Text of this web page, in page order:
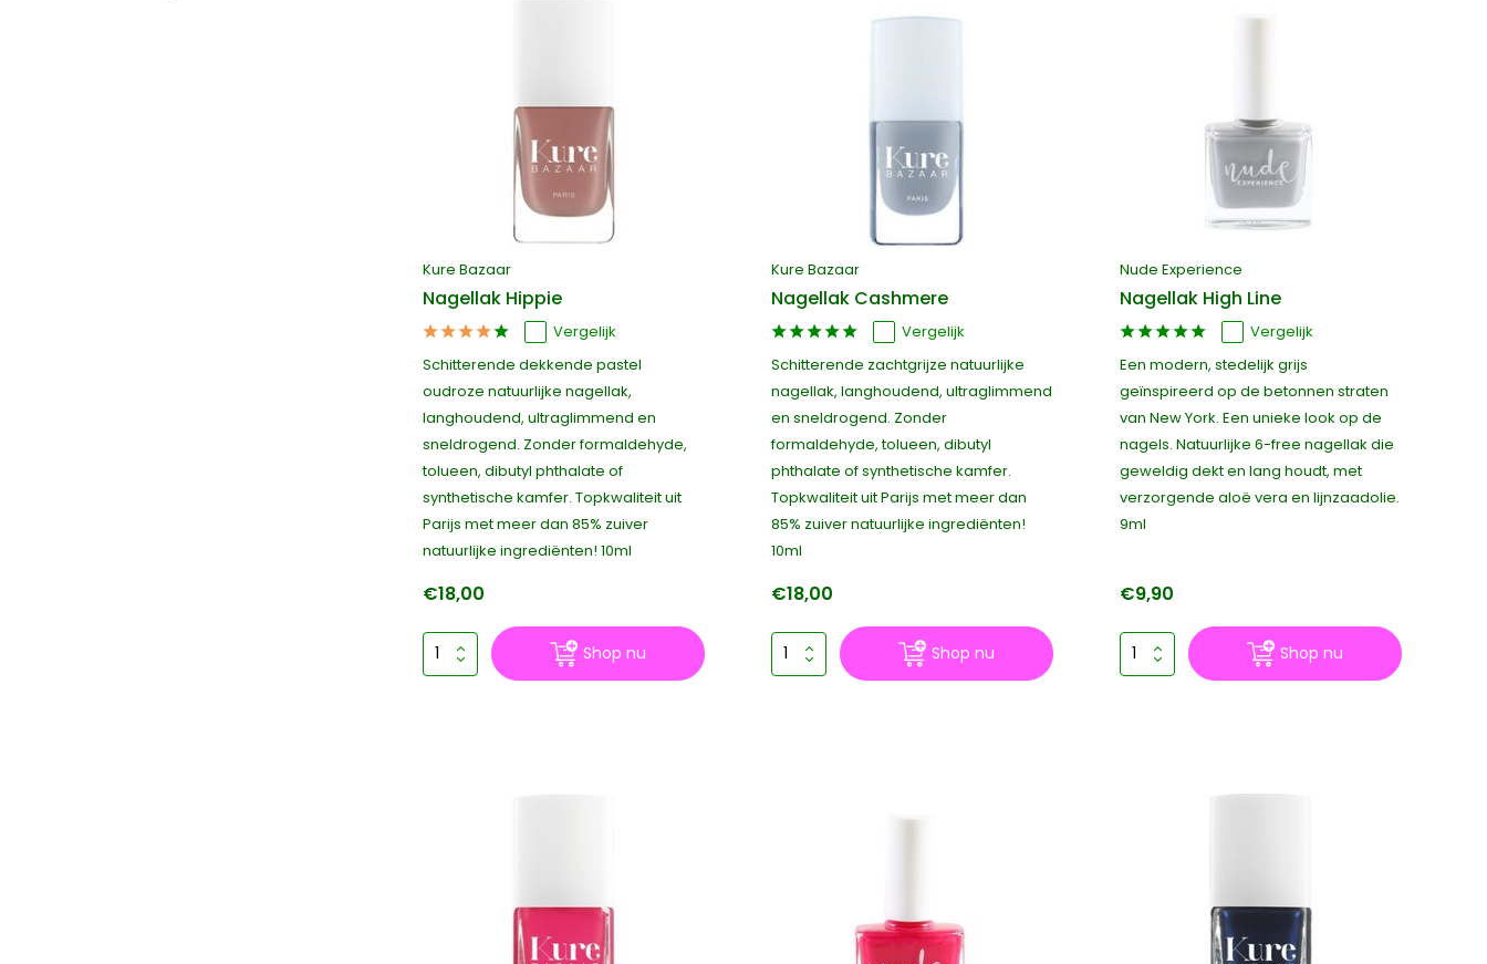
Kure Bazaar
Nagellak Hippie
Vergelijk
Schitterende dekkende pastel
oudroze natuurlijke nagellak,
langhoudend, ultraglimmend en
sneldrogend. Zonder formaldehyde,
tolueen, dibutyl phthalate of
synthetische kamfer. Topkwaliteit uit
Parijs met meer dan 85% zuiver
natuurlijke ingrediënten! 10ml
€18,00
Shop nu
Kure Bazaar
Nagellak Cashmere
Vergelijk
Schitterende zachtgrijze natuurlijke
nagellak, langhoudend, ultraglimmend
en sneldrogend. Zonder
formaldehyde, tolueen, dibutyl
phthalate of synthetische kamfer.
Topkwaliteit uit Parijs met meer dan
85% zuiver natuurlijke ingrediënten!
10ml
€18,00
Shop nu
Nude Experience
Nagellak High Line
Vergelijk
Een modern, stedelijk grijs
geïnspireerd op de betonnen straten
van New York. Een unieke look op de
nagels. Natuurlijke 6-free nagellak die
geweldig dekt en lang houdt, met
verzorgende aloë vera en lijnzaadolie.
9ml
€9,90
Shop nu